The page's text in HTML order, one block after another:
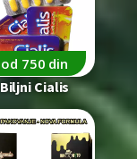
od 750 din
Biljni Cialis